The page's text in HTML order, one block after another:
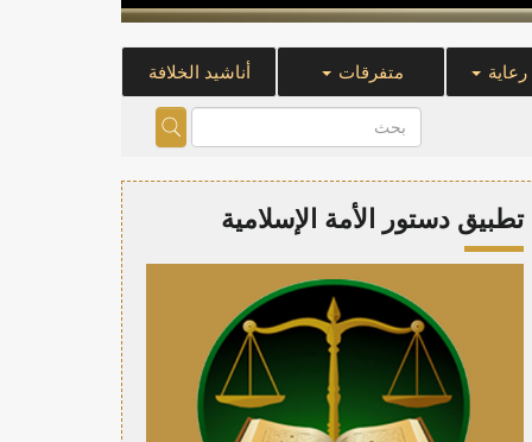
متفرقات أناشيد الخلافة
تطبيق دستور الأمة الإسلامية